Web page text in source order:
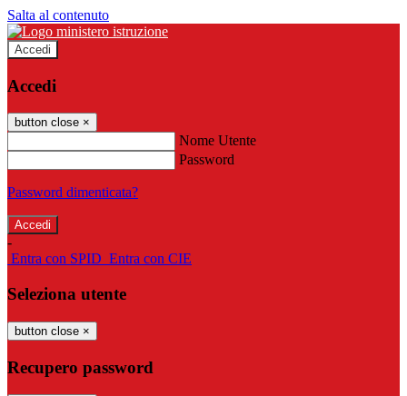
Salta al contenuto
Accedi
Accedi
button close ×
Nome Utente
Password
Password dimenticata?
-
Entra con SPID Entra con CIE
Seleziona utente
button close ×
Recupero password